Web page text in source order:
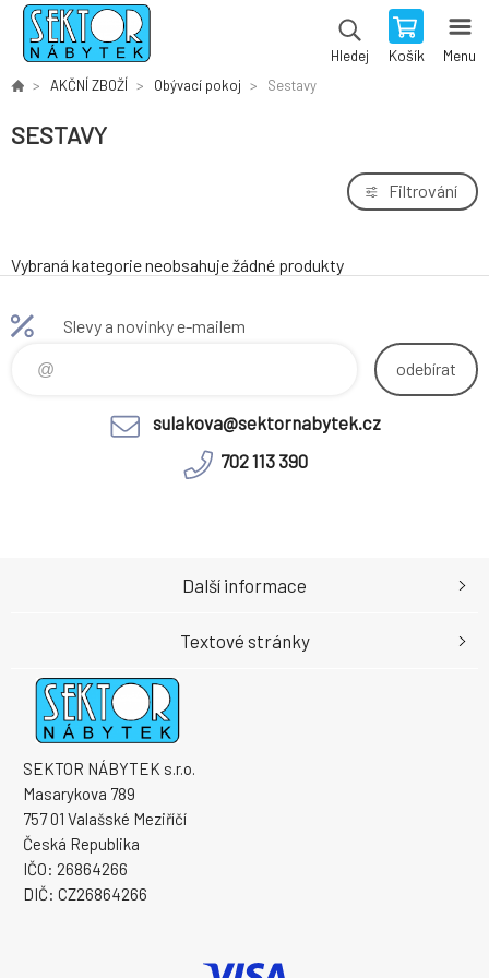
Hledej Košík Menu
AKČNÍ ZBOŽÍ Obývací pokoj Sestavy
SESTAVY
Filtrování
Vybraná kategorie neobsahuje žádné produkty
Slevy a novinky e-mailem
odebírat
sulakova@sektornabytek.cz
702 113 390
SEKTOR NÁBYTEK s.r.o.
Masarykova 789
757 01 Valašské Meziříčí
Česká Republika
IČO: 26864266
DIČ: CZ26864266
Další informace
Textové stránky